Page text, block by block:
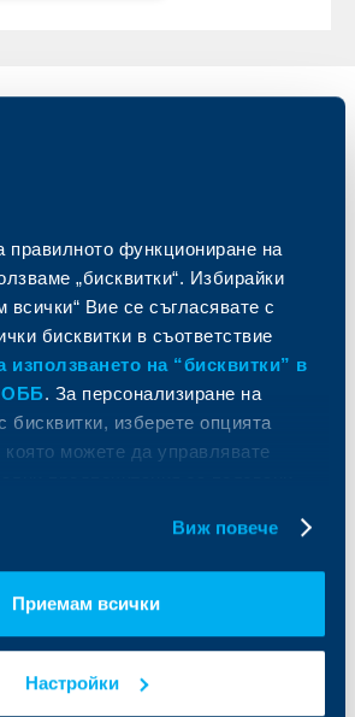
правилното функциониране на
„бисквитки“. Избирайки
всички“ Вие се съгласявате с
бисквитки в съответствие
на “бисквитки” в
ОББ. За персонализиране на
бисквитки, изберете опцията
която можете да управлявате
Виж повече
Приемам всички
Настройки
данни
Търговско финансиране
ПОС терминали
Пазари, инвестиционно банкиране
и попечителски услуги
Факторинг
Кредити за собственици на фирми
Финансови институции и суверени
ОББ Асет мениджмънт
ОББ Застрахователен брокер
Продажба на имоти